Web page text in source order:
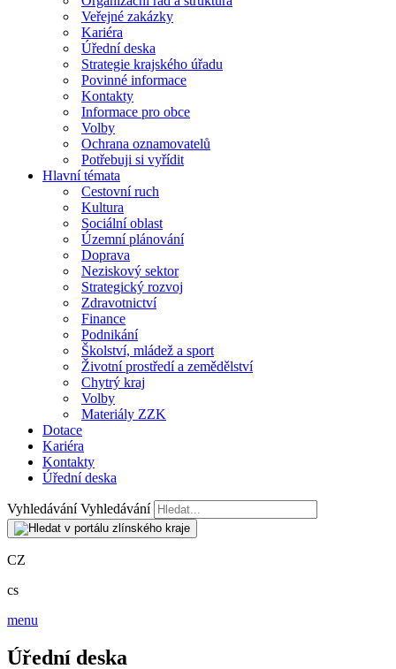
Veřejné zakázky
Kariéra
Úřední deska
Strategie krajského úřadu
Povinné informace
Kontakty
Informace pro obce
Volby
Ochrana oznamovatelů
Potřebuji si vyřídit
Hlavní témata
Cestovní ruch
Kultura
Sociální oblast
Územní plánování
Doprava
Neziskový sektor
Strategický rozvoj
Zdravotnictví
Finance
Podnikání
Školství, mládež a sport
Životní prostředí a zemědělství
Chytrý kraj
Volby
Materiály ZZK
Dotace
Kariéra
Kontakty
Úřední deska
Vyhledávání Vyhledávání
CZ
cs
menu
Úřední deska